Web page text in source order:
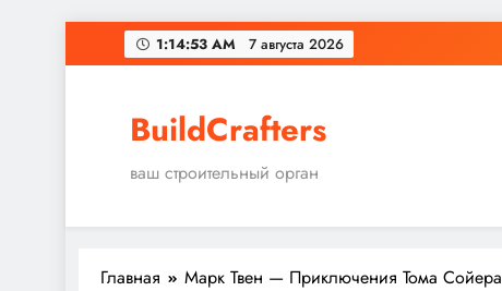
Перейти
к
1:14:54 AM 7 августа 2026
BuildCrafters
ваш строительный орган
Главная Марк Твен — Приключения Тома Сойера